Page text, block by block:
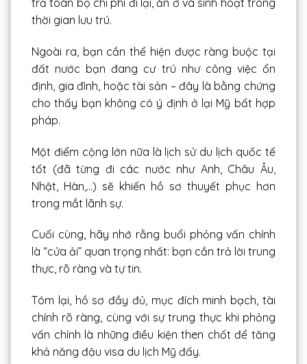
trả toàn bộ chi phí đi lại, ăn ở và sinh hoạt trong
thời gian lưu trú.
Ngoài ra, bạn cần thể hiện được ràng buộc tại
đất nước bạn đang cư trú như công việc ổn
định, gia đình, hoặc tài sản – đây là bằng chứng
cho thấy bạn không có ý định ở lại Mỹ bất hợp
pháp.
Một điểm cộng lớn nữa là lịch sử du lịch quốc tế
tốt (đã từng đi các nước như Anh, Châu Âu,
Nhật, Hàn,…) sẽ khiến hồ sơ thuyết phục hơn
trong mắt lãnh sự.
Cuối cùng, hãy nhớ rằng buổi phỏng vấn chính
là “cửa ải” quan trọng nhất: bạn cần trả lời trung
thực, rõ ràng và tự tin.
Tóm lại, hồ sơ đầy đủ, mục đích minh bạch, tài
chính rõ ràng, cùng với sự trung thực khi phỏng
vấn chính là những điều kiện then chốt để tăng
khả năng đậu visa du lịch Mỹ đấy.